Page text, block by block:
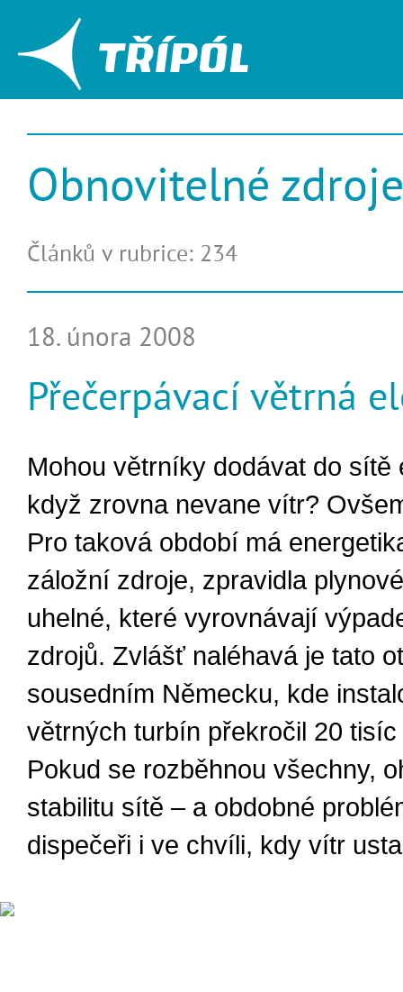
Obnovitelné zdroje
Článků v rubrice: 234
18. února 2008
Přečerpávací větrná
Mohou větrníky dodávat do sítě
když zrovna nevane vítr?
Pro taková období má
záložní zdroje, zpravidla
uhelné, které vyrovnávají
zdrojů. Zvlášť naléhavá je tato
sousedním Německu, kde
větrných turbín překročil 20
Pokud se rozběhnou všechny,
stabilitu sítě – a obdobné
dispečeři i ve chvíli, kdy vítr